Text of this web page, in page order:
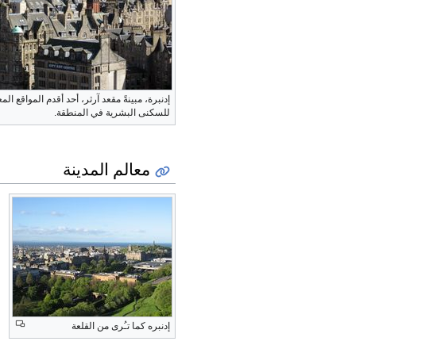
إدنبرة، مبينةً مقعد آرثر، أحد أقدم المواقع
للسكنى البشرية في المنطقة.
معالم المدينة
إدنبره كما تـُرى من القلعة